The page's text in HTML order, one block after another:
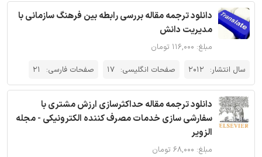
دانلود ترجمه مقاله بررسی رابطه بین فرهنگ سازمانی با
مدیریت دانش
مبلغ: ۱۱۶,۰۰۰ تومان
سال انتشار: 2012 صفحات انگلیسی: 17 صفحات فارسی: 21
دانلود ترجمه مقاله حداکثرسازی ارزش مشتری با
سفارشی سازی خدمات مصرف کننده الکترونیکی - مجله
الزویر
مبلغ: ۶۸,۰۰۰ تومان